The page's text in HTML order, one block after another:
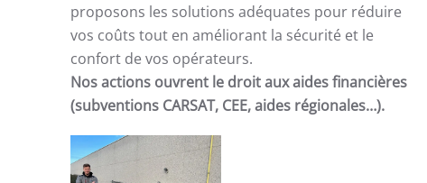
proposons les solutions adéquates pour réduire
vos coûts tout en améliorant la sécurité et le
confort de vos opérateurs.
Nos actions ouvrent le droit aux aides financières
(subventions CARSAT, CEE, aides régionales…).